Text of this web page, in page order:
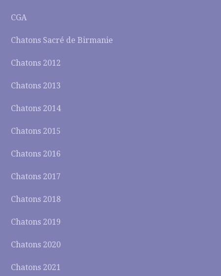
CGA
Chatons Sacré de Birmanie
Chatons 2012
Chatons 2013
Chatons 2014
Chatons 2015
Chatons 2016
Chatons 2017
Chatons 2018
Chatons 2019
Chatons 2020
Chatons 2021